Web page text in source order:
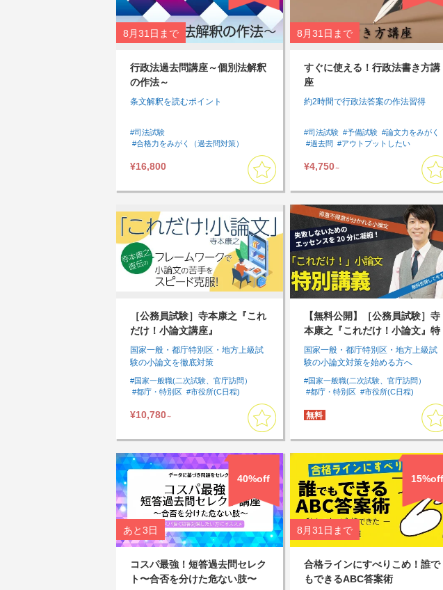
行政法過去問講座～個別法解釈
の作法～
条文解釈を読むポイント
#司法試験
#合格力をみがく（過去問対策）
#アウトプットしたい
#速習したい
#基本７科目
¥16,800
8月31日 まで
すぐに使える！行政法書き方講
座
約2時間で行政法答案の作法習得
#司法試験 #予備試験 #論文力をみがく
#過去問 #アウトプットしたい
#インプット
#アウトプット
¥4,750 ～
8月31日 まで
［公務員試験］寺本康之『これ
だけ！小論文講座』
国家一般・都庁特別区・地方上級試
験の小論文を徹底対策
#国家一般職(二次試験、官庁訪問）
#都庁・特別区 #市役所(C日程)
#まとめて集中して受講したい
#Tips
¥10,780 ～
【無料公開】［公務員試験］寺
本康之『これだけ！小論文』特
別講義
国家一般・都庁特別区・地方上級試
験の小論文対策を始める方へ
#国家一般職(二次試験、官庁訪問）
#都庁・特別区 #市役所(C日程)
#アウトプットしたい
無料
コスパ最強！短答過去問セレク
ト〜合否を分けた危ない肢〜
40%off
あと3日
合格ラインにすべりこめ！誰で
もできるABC答案術
15%off
8月31日 まで